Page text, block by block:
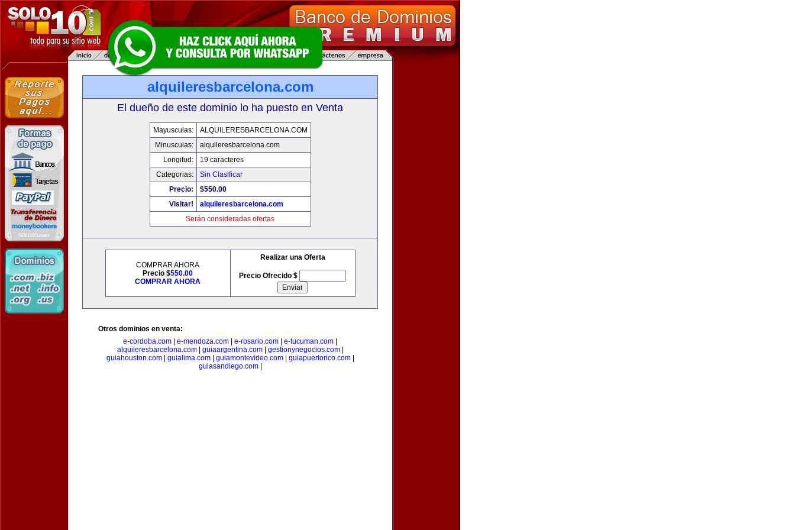
alquileresbarcelona.com
El dueño de este dominio lo ha puesto en Venta
Mayusculas:
ALQUILERESBARCELONA.COM
Minusculas:
alquileresbarcelona.com
Longitud:
19 caracteres
Categorias:
Sin Clasificar
Precio:
$550.00
Visitar!
alquileresbarcelona.com
Serán consideradas ofertas
COMPRAR AHORA
Precio $550.00
COMPRAR AHORA
Realizar una Oferta
Precio Ofrecido $
Otros dominios en venta:
e-cordoba.com
e-mendoza.com e-rosario.com e-tucuman.com
alquileresbarcelona.com| guiaargentina.com| gestionynegocios.com|
guiahouston.com| guialima.com| guiamontevideo.com| guiapuertorico.com|
guiasandiego.com|